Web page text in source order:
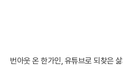
번아웃 온 한가인, 유튜브로 되찾은